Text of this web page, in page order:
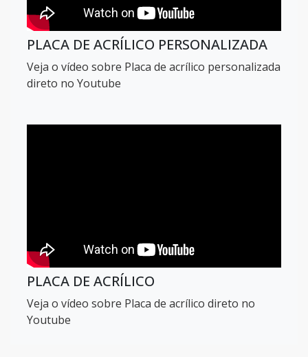
PLACA DE ACRÍLICO PERSONALIZADA
Veja o vídeo sobre Placa de acrílico personalizada
direto no Youtube
PLACA DE ACRÍLICO
Veja o vídeo sobre Placa de acrílico direto no
Youtube